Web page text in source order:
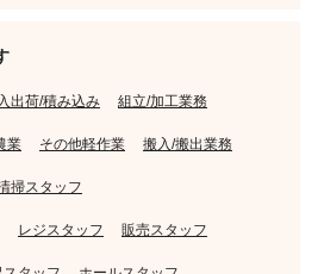
入出荷/積み込み 組立/加工業務
業 その他軽作業 搬入/搬出業務
掃スタッフ
レジスタッフ 販売スタッフ